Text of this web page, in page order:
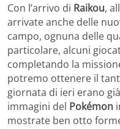
Con l’arrivo di Raikou,
arrivate anche delle
campo, ognuna delle
particolare, alcuni
completando la
potremo ottenere il
giornata di ieri erano
immagini del Pokémon
mostrate ben otto